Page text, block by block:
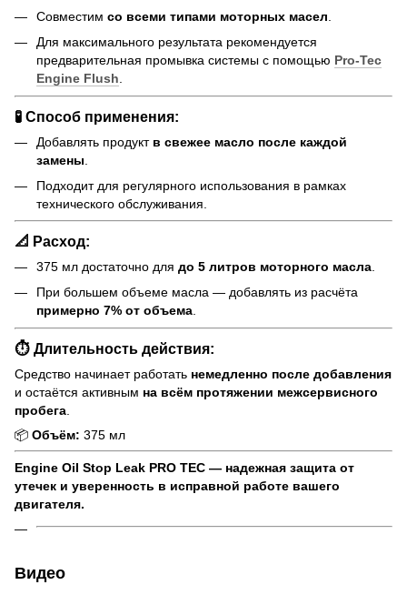
Совместим со всеми типами моторных масел
Для максимального результата рекомендуется
предварительная промывка системы с помощью Pro-Tec
Engine Flush.
🧪 Способ применения:
Добавлять продукт в свежее масло после каждой
замены
Подходит для регулярного использования в рамках
технического обслуживания.
📐 Расход:
375 мл достаточно для до 5 литров моторного масла
При большем объеме масла — добавлять из расчёта
примерно 7% от объема.
⏱️ Длительность действия:
Средство начинает работать немедленно после добавления
и остаётся активным на всём протяжении межсервисного
пробега
📦 Объём: 375 мл
Engine Oil Stop Leak PRO TEC — надежная защита от
утечек и уверенность в исправной работе вашего
двигателя.
Видео